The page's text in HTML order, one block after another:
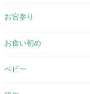
お宮参り
お食い初め
ベビー